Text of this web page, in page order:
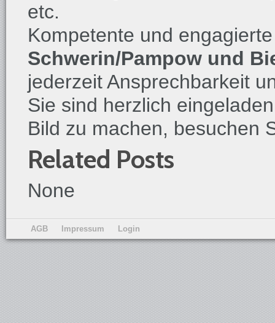
etc.
Kompetente und
Schwerin/Pampow und
jederzeit Ansprechbarkeit
Sie sind herzlich
Bild zu machen, besuchen
Related Posts
None
AGB Impressum Login